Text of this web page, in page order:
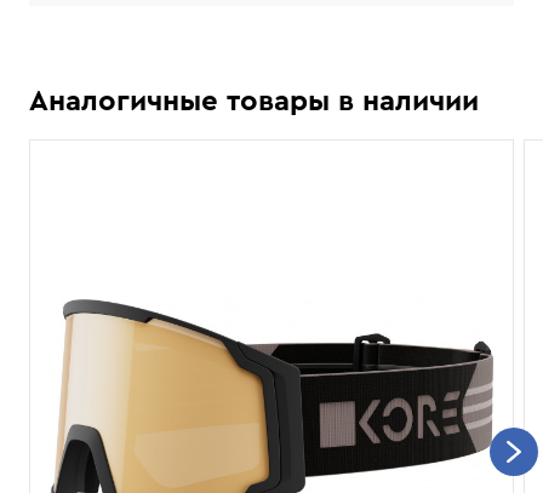
Аналогичные товары в наличии